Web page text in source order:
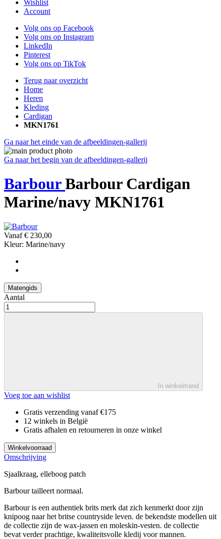
Wishlist
Account
Volg ons op Facebook
Volg ons op Instagram
LinkedIn
Pinterest
Volg ons op TikTok
Terug naar overzicht
Home
Heren
Kleding
Cardigan
MKN1761
Ga naar het einde van de afbeeldingen-gallerij
Ga naar het begin van de afbeeldingen-gallerij
BarbourBarbour Cardigan
Marine/navy MKN1761
Vanaf € 230,00
Kleur: Marine/navy
Matengids
Aantal
In winkelmand
Voeg toe aan wishlist
Gratis verzending vanaf €175
12 winkels in België
Gratis afhalen en retourneren in onze winkel
Winkelvoorraad
Omschrijving
Sjaalkraag, elleboog patch
Barbour tailleert normaal.
Barbour is een authentiek brits merk dat zich kenmerkt door zijn
knipoog naar het britse countryside leven. de bekendste modellen uit
de collectie zijn de wax-jassen en moleskin-vesten. de collectie
bevat verder prachtige, kwaliteitsvolle kledij voor mannen.